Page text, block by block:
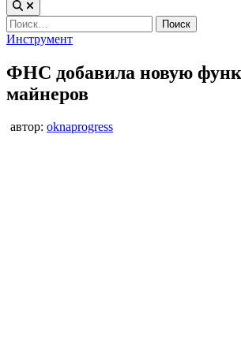
Найти:
Опубликовано
Инструмент
ФНС добавила новую
майнеров
автор: oknaprogress